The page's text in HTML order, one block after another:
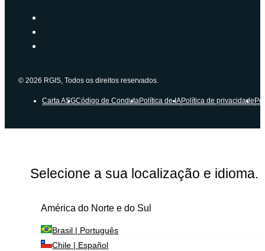
© 2026 RGIS, Todos os direitos reservados.
Carta ASGCódigo de CondutaPolítica de IAPolítica de privacidade
Selecione a sua localização e idioma.
América do Norte e do Sul
Brasil | Português
Chile | Español